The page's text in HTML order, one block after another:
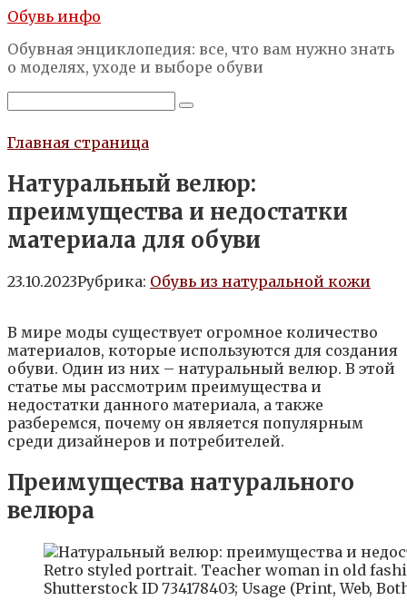
Перейти
контенту
Обувь инфо
Обувная энциклопедия: все, что вам нужно знать
о моделях, уходе и выборе обуви
Главная страница
Натуральный велюр:
преимущества и недостатки
материала для обуви
23.10.2023Рубрика: Обувь из натуральной кожи
В мире моды существует огромное количество
материалов, которые используются для создания
обуви. Один из них – натуральный велюр. В этой
статье мы рассмотрим преимущества и
недостатки данного материала, а также
разберемся, почему он является популярным
среди дизайнеров и потребителей.
Преимущества натурального
велюра
Retro styled portrait. Teacher woman in old
Shutterstock ID 734178403; Usage (Print, Web,